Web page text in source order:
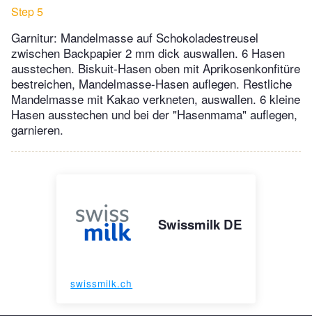
Step 5
Garnitur: Mandelmasse auf Schokoladestreusel
zwischen Backpapier 2 mm dick auswallen. 6 Hasen
ausstechen. Biskuit-Hasen oben mit Aprikosenkonfitüre
bestreichen, Mandelmasse-Hasen auflegen. Restliche
Mandelmasse mit Kakao verkneten, auswallen. 6 kleine
Hasen ausstechen und bei der "Hasenmama" auflegen,
garnieren.
Swissmilk DE
swissmilk.ch